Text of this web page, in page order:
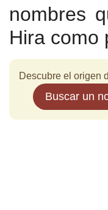
nombres
Hira como
Descubre el origen
Buscar un